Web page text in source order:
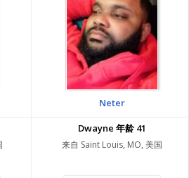
Neter
Dwayne 年龄 41
来自 Saint Louis, MO, 美国